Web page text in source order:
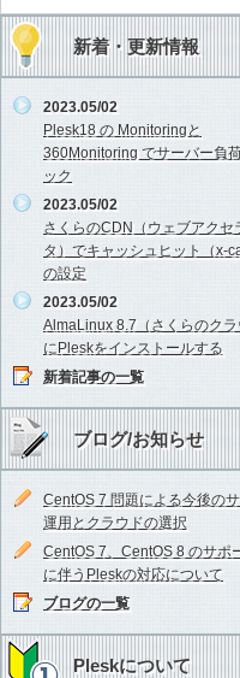
新着・更新情報
2023.05/02
Plesk18 の Monitoringと
360Monitoring でサーバー負
ック
2023.05/02
さくらのCDN（ウェブアクセ
タ）でキャッシュヒット（x-
の設定
2023.05/02
AlmaLinux 8.7（さくらのクラ
にPleskをインストールする
新着記事の一覧
ブログ/お知らせ
CentOS 7 問題による今後の
運用とクラウドの選択
CentOS 7、CentOS 8 のサポ
に伴うPleskの対応について
ブログの一覧
Pleskについて